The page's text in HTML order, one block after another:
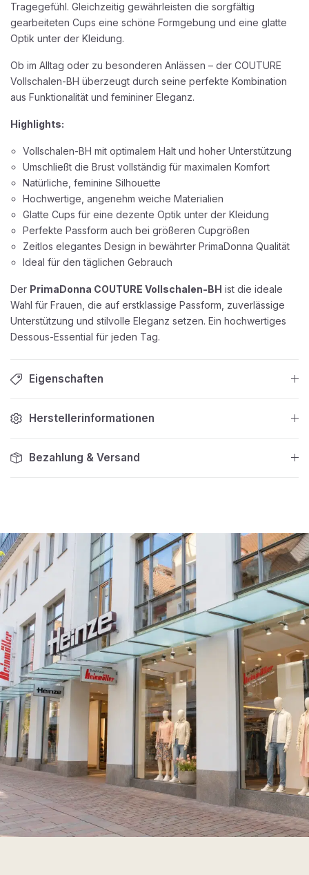
Tragegefühl. Gleichzeitig gewährleisten die sorgfältig
gearbeiteten Cups eine schöne Formgebung und eine glatte
Optik unter der Kleidung.
Ob im Alltag oder zu besonderen Anlässen – der COUTURE
Vollschalen-BH überzeugt durch seine perfekte Kombination
aus Funktionalität und femininer Eleganz.
Highlights:
Vollschalen-BH mit optimalem Halt und hoher Unterstützung
Umschließt die Brust vollständig für maximalen Komfort
Natürliche, feminine Silhouette
Hochwertige, angenehm weiche Materialien
Glatte Cups für eine dezente Optik unter der Kleidung
Perfekte Passform auch bei größeren Cupgrößen
Zeitlos elegantes Design in bewährter PrimaDonna Qualität
Ideal für den täglichen Gebrauch
Der PrimaDonna COUTURE Vollschalen-BH ist die ideale
Wahl für Frauen, die auf erstklassige Passform, zuverlässige
Unterstützung und stilvolle Eleganz setzen. Ein hochwertiges
Dessous-Essential für jeden Tag.
Eigenschaften
Herstellerinformationen
Bezahlung & Versand